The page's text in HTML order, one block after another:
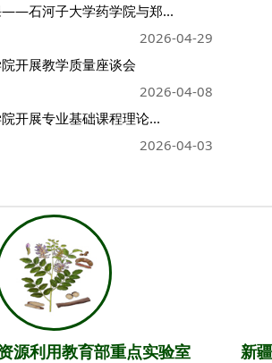
——石河子大学药学院与郑...
2026-04-29
开展教学质量座谈会
2026-04-08
开展专业基础课程理论...
2026-04-03
源利用教育部重点实验室
新